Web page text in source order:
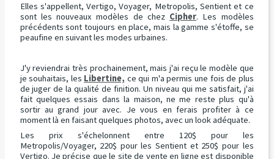
Elles s'appellent, Vertigo, Voyager, Metropolis, Sentient et ce
sont les nouveaux modèles de chez Cipher. Les modèles
précédents sont toujours en place, mais la gamme s'étoffe, se
peaufine en suivant les modes urbaines.
J'y reviendrai très prochainement, mais j'ai reçu le modèle que
je souhaitais, les Libertine, ce qui m'a permis une fois de plus
de juger de la qualité de finition. Un niveau qui me satisfait, j'ai
fait quelques essais dans la maison, ne me reste plus qu'à
sortir au grand jour avec. Je vous en ferais profiter à ce
moment là en faisant quelques photos, avec un look adéquate.
Les prix s'échelonnent entre 120$ pour les
Metropolis/Voyager, 220$ pour les Sentient et 250$ pour les
Vertigo. Je précise que le site de vente en ligne est disponible